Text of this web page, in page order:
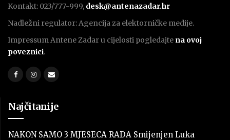
Kontakt: 023/777-999, desk@antenazadar.hr
Nadležni regulator: Agencija za elektorničke medije.
Impressum Antene Zadar u cijelosti pogledajte na ovoj
poveznici.
Najčitanije
NAKON SAMO 3 MJESECA RADA Smijenjen Luka